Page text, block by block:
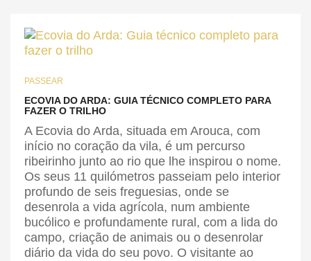
PASSEAR
ECOVIA DO ARDA: GUIA TÉCNICO COMPLETO PARA
FAZER O TRILHO
A Ecovia do Arda, situada em Arouca, com
início no coração da vila, é um percurso
ribeirinho junto ao rio que lhe inspirou o nome.
Os seus 11 quilómetros passeiam pelo interior
profundo de seis freguesias, onde se
desenrola a vida agrícola, num ambiente
bucólico e profundamente rural, com a lida do
campo, criação de animais ou o desenrolar
diário da vida do seu povo. O visitante ao